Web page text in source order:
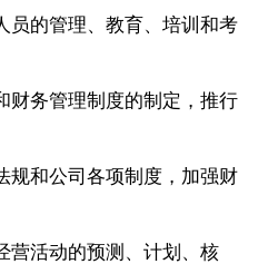
员的管理、教育、培训和考
财务管理制度的制定，推行
规和公司各项制度，加强财
营活动的预测、计划、核